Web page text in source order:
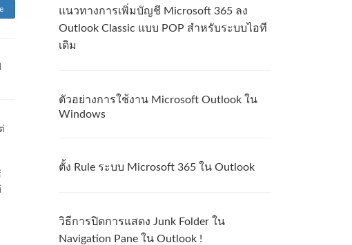
แนวทางการเพิ่มบัญชี Microsoft 365 ลง
Outlook Classic แบบ POP สำหรับระบบไอที
เดิม
ตัวอย่างการใช้งาน Microsoft Outlook ใน
Windows
ตั้ง Rule ระบบ Microsoft 365 ใน Outlook
วิธีการปิดการแสดง Junk Folder ใน
Navigation Pane ใน Outlook !